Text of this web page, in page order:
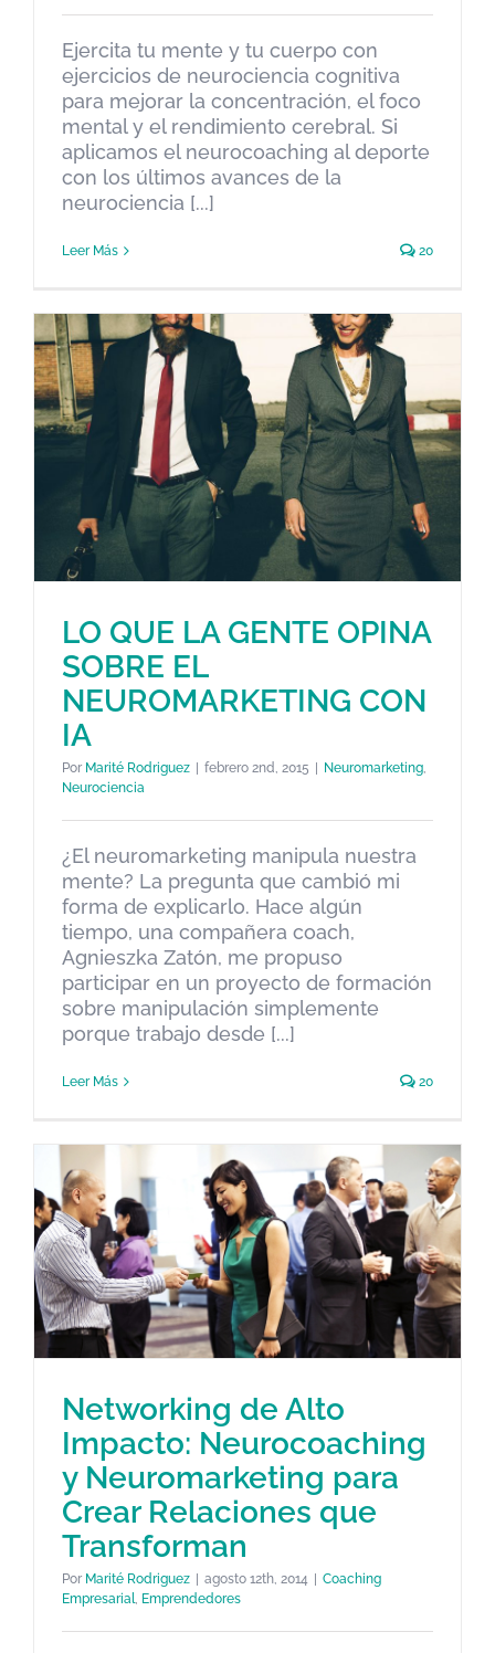
Ejercita tu mente y tu cuerpo con
ejercicios de neurociencia cognitiva
para mejorar la concentración, el foco
mental y el rendimiento cerebral. Si
aplicamos el neurocoaching al deporte
con los últimos avances de la
neurociencia [...]
Leer Más 20
LO QUE LA GENTE OPINA
SOBRE EL NEUROMARKETING
CON IA
LO QUE LA GENTE OPINA
SOBRE EL
NEUROMARKETING CON
IA
Por Marité Rodriguez febrero 2nd, 2015 Neuromarketing,
Neurociencia
¿El neuromarketing manipula nuestra
mente? La pregunta que cambió mi
forma de explicarlo. Hace algún
tiempo, una compañera coach,
Agnieszka Zatón, me propuso
participar en un proyecto de formación
sobre manipulación simplemente
porque trabajo desde [...]
Leer Más 20
Networking de Alto Impacto:
Neurocoaching y
Neuromarketing para Crear
Relaciones que Transforman
Coaching Empresarial
Networking de Alto
Impacto: Neurocoaching
y Neuromarketing para
Crear Relaciones que
Transforman
Por Marité Rodriguez | agosto 12th, 2014 | Coaching
Empresarial
Emprendedores